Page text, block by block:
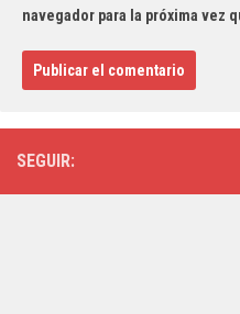
navegador para la próxima vez
SEGUIR: